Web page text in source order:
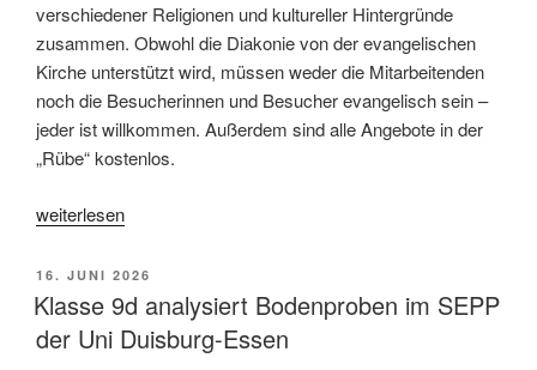
verschiedener Religionen und kultureller Hintergründe
zusammen. Obwohl die Diakonie von der evangelischen
Kirche unterstützt wird, müssen weder die Mitarbeitenden
noch die Besucherinnen und Besucher evangelisch sein –
jeder ist willkommen. Außerdem sind alle Angebote in der
„Rübe“ kostenlos.
„Ev.
der
7.
Klassen
besucht
weiterlesen
VERÖFFENTLICHT
AM
16. JUNI 2026
Klasse 9d analysiert Bodenproben im SEPP
der Uni Duisburg-Essen